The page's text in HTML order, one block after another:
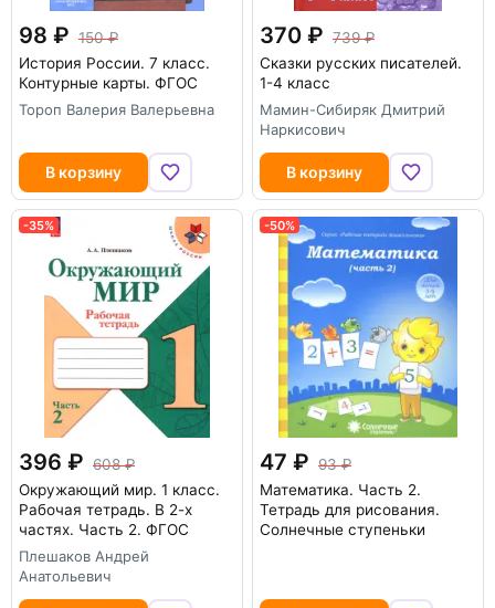
98
150
История России. 7 класс.
Контурные карты. ФГОС
Тороп Валерия Валерьевна
В корзину
370
739
Сказки русских писателей.
1-4 класс
Мамин-Сибиряк Дмитрий
Наркисович
В корзину
-35%
396
608
Окружающий мир. 1 класс.
Рабочая тетрадь. В 2-х
частях. Часть 2. ФГОС
Плешаков Андрей
Анатольевич
-50%
47
93
Математика. Часть 2.
Тетрадь для рисования.
Солнечные ступеньки